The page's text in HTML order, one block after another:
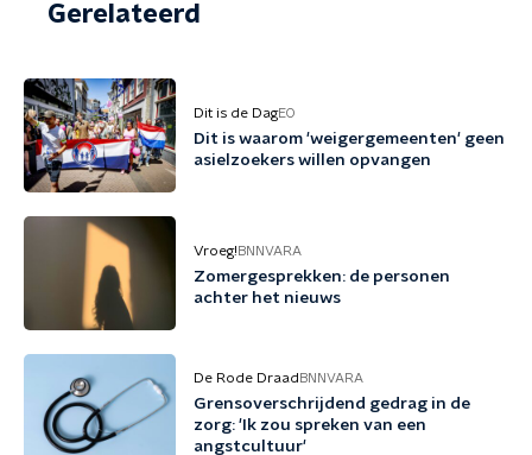
Gerelateerd
Dit is de DagEO
Dit is waarom 'weigergemeenten' geen
asielzoekers willen opvangen
Vroeg! BNNVARA
Zomergesprekken: de personen
achter het nieuws
De Rode Draad BNNVARA
Grensoverschrijdend gedrag in de
zorg: 'Ik zou spreken van een
angstcultuur'